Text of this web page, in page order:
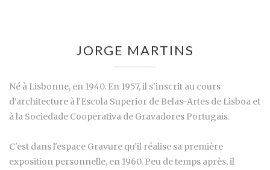
JORGE MARTINS
Né à Lisbonne, en 1940. En 1957, il s'inscrit au cours
d'architecture à l'Escola Superior de Belas-Artes de Lisboa et
à la Sociedade Cooperativa de Gravadores Portugais.
C'est dans l'espace Gravure qu'il réalise sa première
exposition personnelle, en 1960. Peu de temps après, il